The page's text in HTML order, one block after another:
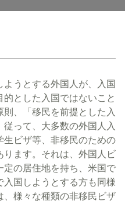
うとする外国人が、入国
とした入国ではないこと
、「移民を前提とした入
って、大多数の外国人入
ビザ等、非移民のための
ます。それは、外国人ビ
定の居住地を持ち、米国で
国しようとする方も同様
様々な種類の非移民ビザ